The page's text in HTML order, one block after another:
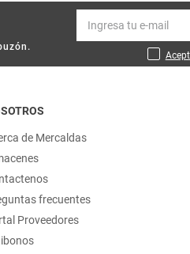
de Mercaldas
frecuentes
Proveedores